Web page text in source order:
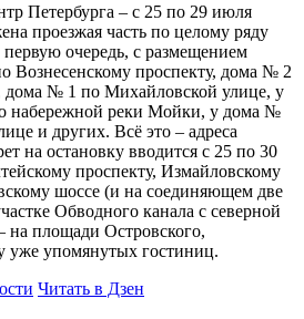
Петербурга – с 25 по 29 июля
проезжая часть по целому ряду
очередь, с размещением
Вознесенскому проспекту, дома № 2
дома № 1 по Михайловской улице, у
набережной реки Мойки, у дома №
и других. Всё это – адреса
на остановку вводится с 25 по 30
проспекту, Измайловскому
шоссе (и на соединяющем две
Обводного канала с северной
на площади Островского,
уже упомянутых гостиниц.
Читать в Дзен